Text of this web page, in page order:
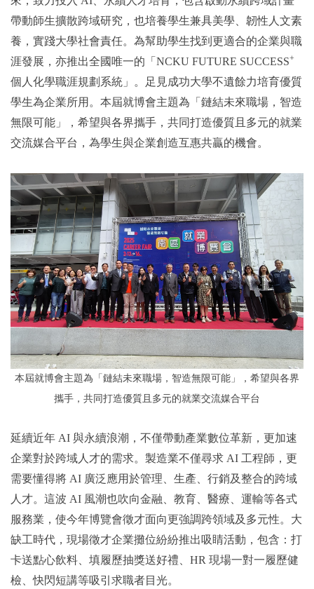
帶動師生擴散跨域研究，也培養學生兼具美學、韌性人文素
養，實踐大學社會責任。為幫助學生找到更適合的企業與職
涯發展，亦推出全國唯一的「NCKU FUTURE SUCCESS+
個人化學職涯規劃系統」。足見成功大學不遺餘力培育優質
學生為企業所用。本屆就博會主題為「鏈結未來職場，智造
無限可能」，希望與各界攜手，共同打造優質且多元的就業
交流媒合平台，為學生與企業創造互惠共贏的機會。
本屆就博會主題為「鏈結未來職場，智造無限可能」，希望與各界
攜手，共同打造優質且多元的就業交流媒合平台
延續近年 AI 與永續浪潮，不僅帶動產業數位革新，更加速
企業對於跨域人才的需求。製造業不僅尋求 AI 工程師，更
需要懂得將 AI 廣泛應用於管理、生產、行銷及整合的跨域
人才。這波 AI 風潮也吹向金融、教育、醫療、運輸等各式
服務業，使今年博覽會徵才面向更強調跨領域及多元性。大
缺工時代，現場徵才企業攤位紛紛推出吸睛活動，包含：打
卡送點心飲料、填履歷抽獎送好禮、HR 現場一對一履歷健
檢、快閃短講等吸引求職者目光。